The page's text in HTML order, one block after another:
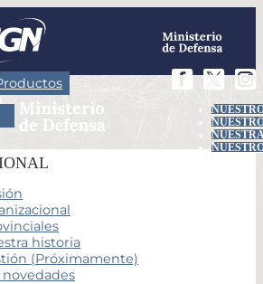
historia
(Próximamente)